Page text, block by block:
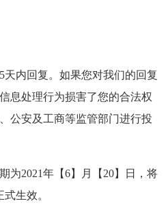
天内回复。如果您对我们的回复
息处理行为损害了您的合法权
公安及工商等监管部门进行投
为2021年【6】月【20】日，将
生效。